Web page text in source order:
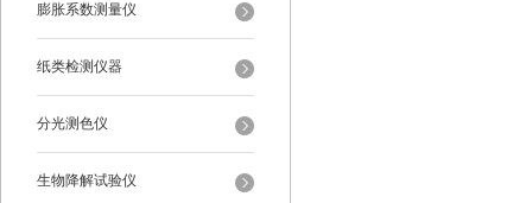
膨胀系数测量仪
纸类检测仪器
分光测色仪
生物降解试验仪